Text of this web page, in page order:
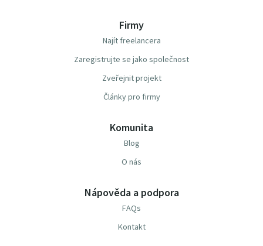
Firmy
Najít freelancera
Zaregistrujte se jako společnost
Zveřejnit projekt
Články pro firmy
Komunita
Blog
O nás
Nápověda a podpora
FAQs
Kontakt